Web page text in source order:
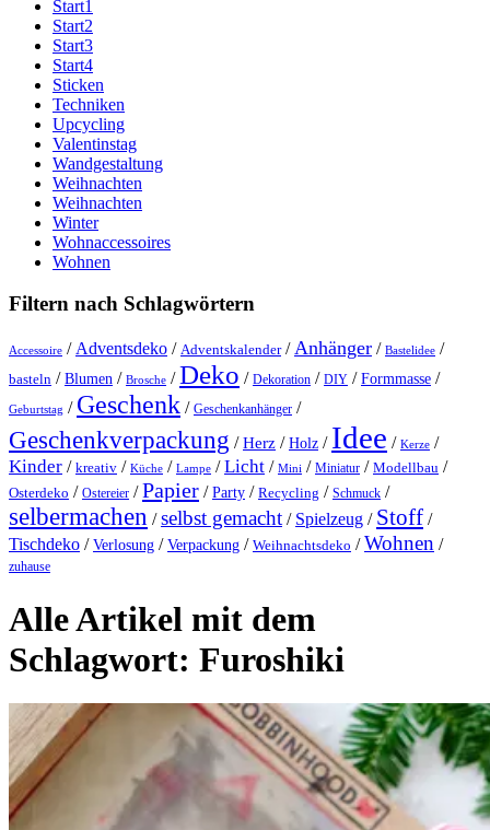
Start1
Start2
Start3
Start4
Sticken
Techniken
Upcycling
Valentinstag
Wandgestaltung
Weihnachten
Weihnachten
Winter
Wohnaccessoires
Wohnen
Filtern nach Schlagwörtern
Accessoire / Adventsdeko / Adventskalender/Anhänger / Bastelidee /
basteln /Blumen / Brosche /Deko / Dekoration / DIY /Formmasse /
Geburtstag / Geschenk / Geschenkanhänger /
Geschenkverpackung /Herz /Holz / Idee / Kerze /
Kinder / kreativ / Küche / Lampe /Licht / Mini / Miniatur / Modellbau /
Osterdeko / Ostereier /Papier /Party / Recycling / Schmuck /
selbermachen /selbst gemacht / Spielzeug / Stoff /
Tischdeko /Verlosung /Verpackung / Weihnachtsdeko /Wohnen /
zuhause
Alle Artikel mit dem
Schlagwort: Furoshiki